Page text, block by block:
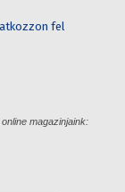
fel
magazinjaink: